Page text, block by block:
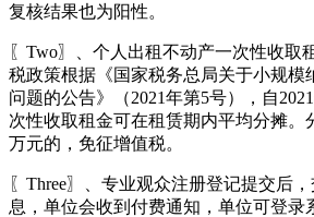
复核结果也为阳性。
〖Two〗、个人出租不动产一次性收取
税政策根据《国家税务总局关于小规模
问题的公告》（2021年第5号），自
次性收取租金可在租赁期内平均分摊。
万元的，免征增值税。
〖Three〗、专业观众注册登记提交后
息，单位会收到付费通知，单位可登录